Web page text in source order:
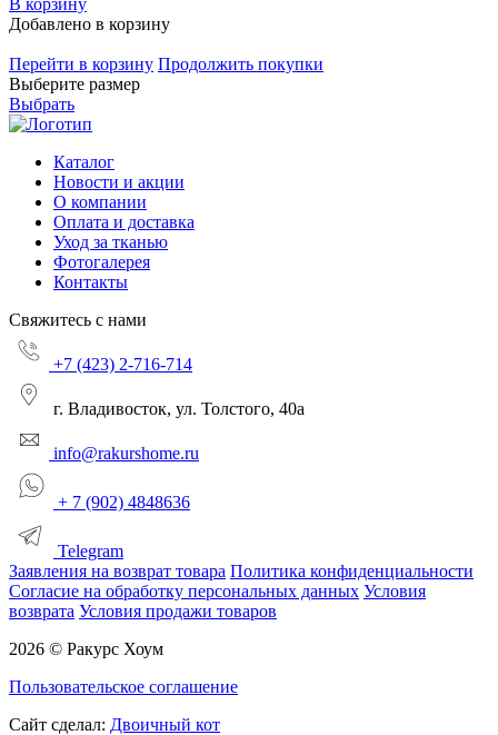
В корзину
Добавлено в корзину
Перейти в корзину Продолжить покупки
Выберите размер
Выбрать
Каталог
Новости и акции
О компании
Оплата и доставка
Уход за тканью
Фотогалерея
Контакты
Свяжитесь с нами
+7 (423) 2-716-714
г. Владивосток, ул. Толстого, 40а
info@rakurshome.ru
+ 7 (902) 4848636
Telegram
Заявления на возврат товара Политика конфиденциальности
Согласие на обработку персональных данных Условия
возврата Условия продажи товаров
2026 © Ракурс Хоум
Пользовательское соглашение
Сайт сделал: Двоичный кот